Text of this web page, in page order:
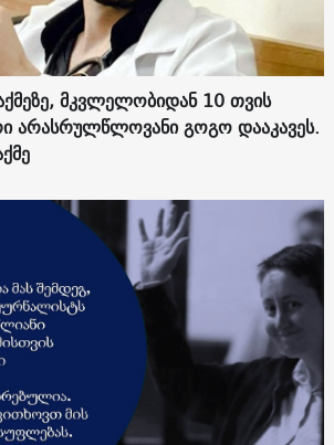
მკვლელობიდან 10 თვის
არასრულწლოვანი გოგო დააკავეს.